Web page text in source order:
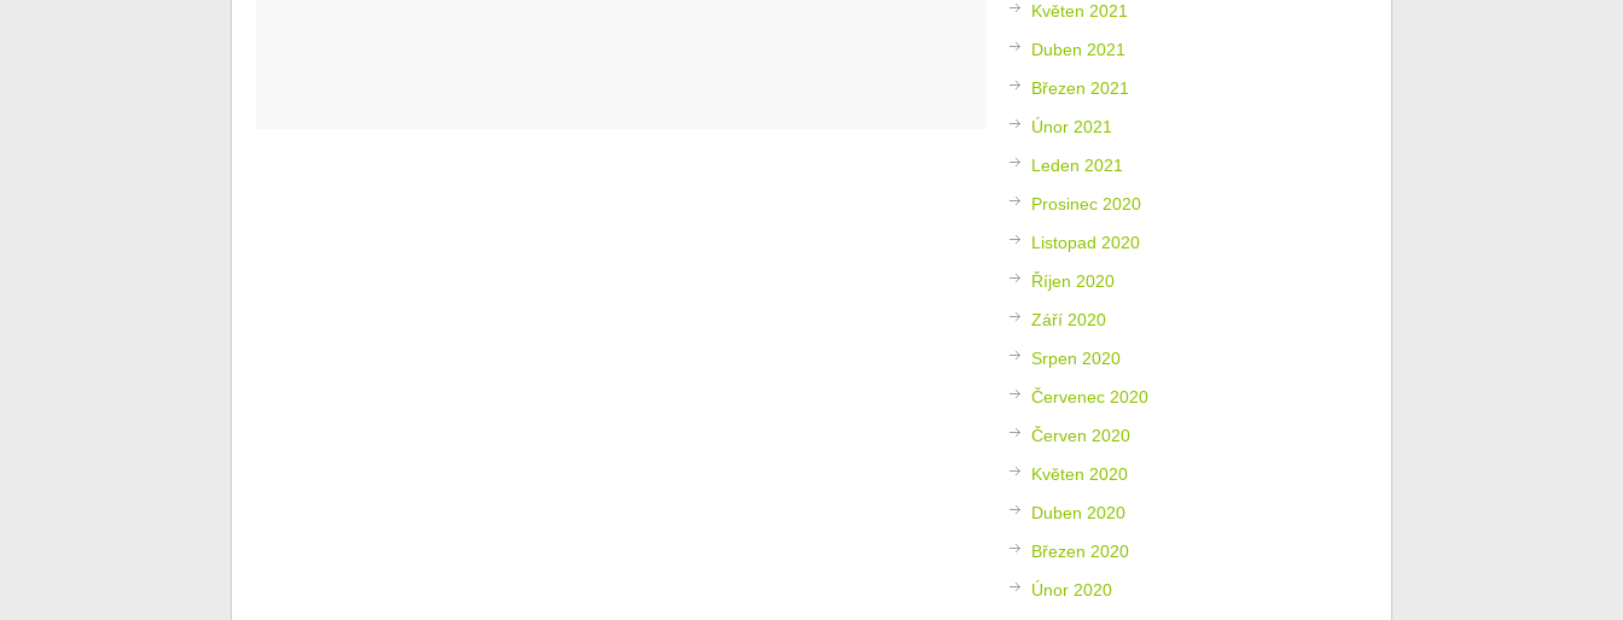
Květen 2021
Duben 2021
Březen 2021
Únor 2021
Leden 2021
Prosinec 2020
Listopad 2020
Říjen 2020
Září 2020
Srpen 2020
Červenec 2020
Červen 2020
Květen 2020
Duben 2020
Březen 2020
Únor 2020